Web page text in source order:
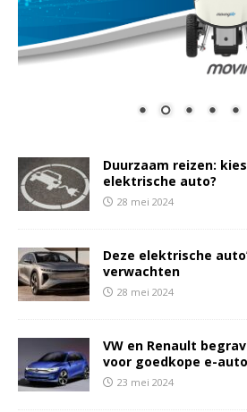
Duurzaam reizen:
elektrische auto?
28 mei 2024
Deze elektrische
verwachten
28 mei 2024
VW en Renault
voor goedkope e-
23 mei 2024